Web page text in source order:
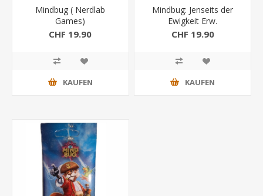
Mindbug ( Nerdlab
Games)
CHF 19.90
KAUFEN
Mindbug: Jenseits der
Ewigkeit Erw.
CHF 19.90
KAUFEN